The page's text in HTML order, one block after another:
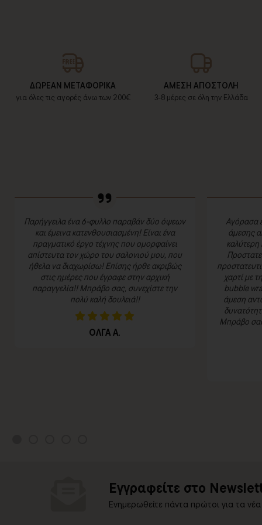
ΔΩΡΕΑΝ ΜΕΤΑΦΟΡΙΚΑ
για όλες τις αγορές άνω των 200€
ΑΜΕΣΗ ΑΠΟΣΤΟΛΗ
3-8 μέρες σε όλη την Ελλάδα
Παρήγγειλα ένα 6-φυλλο παραβάν δύο όψεων
και έμεινα κατενθουσιασμένη! Είναι ένα
πραγματικό έργο τέχνης που ομορφαίνει
απίστευτα τον χώρο του σαλονιού μου, που
ήθελα να διαχωρίσω! Επίσης ήρθε ακριβώς
στις ημέρες που έγραφε στην αρχική
παραγγελία!! Μπράβο σας, συνεχίστε την
πολύ καλή δουλειά!!
ΟΛΓΑ Α.
Αγόρασα
άμεσης
χαρτί με
bubble
άμεση
Μπράβο σας
Εγγραφείτε στο
Ενημερωθείτε πάντα πρώτοι για τα